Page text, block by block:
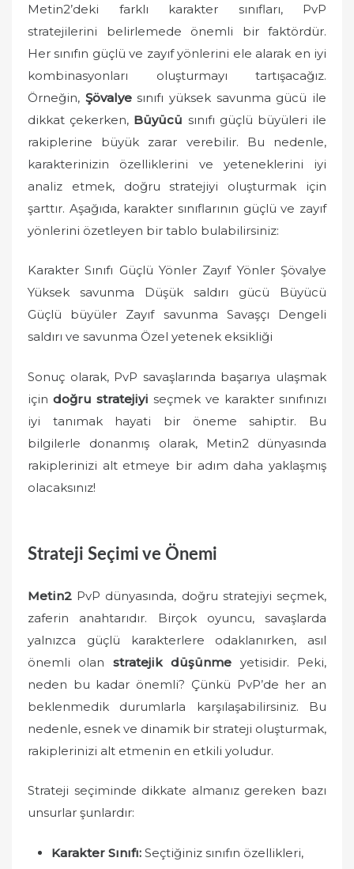
Metin2’deki farklı karakter sınıfları, PvP
stratejilerini belirlemede önemli bir faktördür.
Her sınıfın güçlü ve zayıf yönlerini ele alarak en iyi
kombinasyonları oluşturmayı tartışacağız.
Örneğin, Şövalyesınıfı yüksek savunma gücü ile
dikkat çekerken, Büyücü sınıfı güçlü büyüleri ile
rakiplerine büyük zarar verebilir. Bu nedenle,
karakterinizin özelliklerini ve yeteneklerini iyi
analiz etmek, doğru stratejiyi oluşturmak için
şarttır. Aşağıda, karakter sınıflarının güçlü ve zayıf
yönlerini özetleyen bir tablo bulabilirsiniz:
Karakter Sınıfı Güçlü Yönler Zayıf Yönler Şövalye
Yüksek savunma Düşük saldırı gücü Büyücü
Güçlü büyüler Zayıf savunma Savaşçı Dengeli
saldırı ve savunma Özel yetenek eksikliği
Sonuç olarak, PvP savaşlarında başarıya ulaşmak
için doğru stratejiyi seçmek ve karakter sınıfınızı
iyi tanımak hayati bir öneme sahiptir. Bu
bilgilerle donanmış olarak, Metin2 dünyasında
rakiplerinizi alt etmeye bir adım daha yaklaşmış
olacaksınız!
Strateji Seçimi ve Önemi
Metin2 PvP dünyasında, doğru stratejiyi seçmek,
zaferin anahtarıdır. Birçok oyuncu, savaşlarda
yalnızca güçlü karakterlere odaklanırken, asıl
önemli olan stratejik düşünme yetisidir. Peki,
neden bu kadar önemli? Çünkü PvP’de her an
beklenmedik durumlarla karşılaşabilirsiniz. Bu
nedenle, esnek ve dinamik bir strateji oluşturmak,
rakiplerinizi alt etmenin en etkili yoludur.
Strateji seçiminde dikkate almanız gereken bazı
unsurlar şunlardır:
Karakter Sınıfı: Seçtiğiniz sınıfın özellikleri,